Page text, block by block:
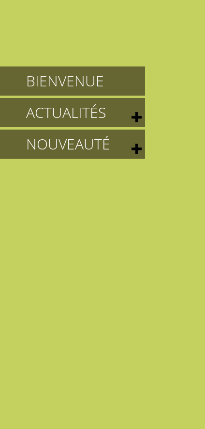
BIENVENUE
ACTUALITÉS
NOUVEAUTÉ